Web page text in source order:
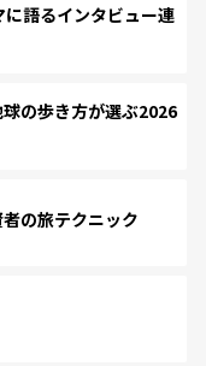
語るインタビュー連
の歩き方が選ぶ2026
の旅テクニック